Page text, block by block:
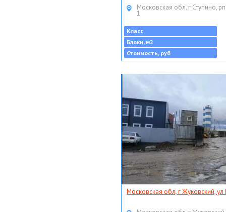
Московская обл, г Ступино,
1
Класс
Блоки, м2
Стоимость, руб
Московская обл, г Жуковский,